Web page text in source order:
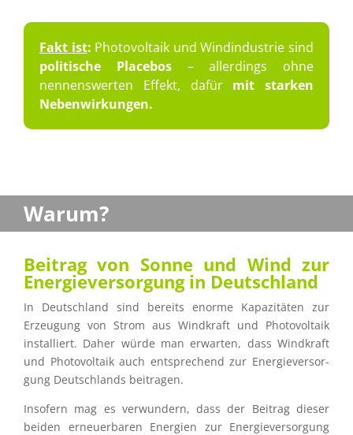
Fakt ist: Photo­vol­taik und Windin­dus­trie sind
politi­sche Place­bos – aller­dings ohne
nennens­wer­ten Effekt, dafür mit starken
Nebenwirkungen.
Warum?
Beitrag von Sonne und Wind zur
Energie­ver­sor­gung in Deutschland
In Deutsch­land sind bereits enorme Kapazi­tä­ten zur
Erzeu­gung von Strom aus Windkraft und Photo­vol­taik
instal­liert. Daher würde man erwar­ten, dass Windkraft
und Photo­vol­taik auch entspre­chend zur Energie­ver­sor­
gung Deutsch­lands beitragen.
Insofern mag es verwun­dern, dass der Beitrag dieser
beiden erneu­er­ba­ren Energien zur Energie­ver­sor­gung